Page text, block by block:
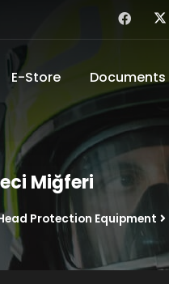
E-Store Documents
Miğferi
Protection Equipment